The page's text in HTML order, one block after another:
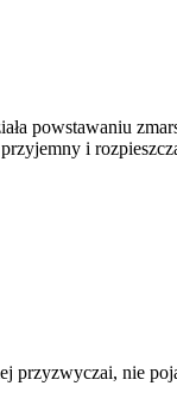
powstawaniu
i
przyzwyczai, nie